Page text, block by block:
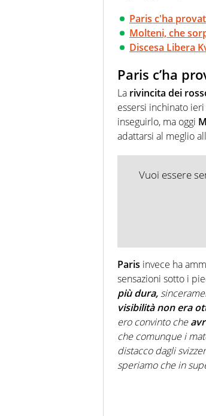
Paris c'ha
Molteni, che
Discesa Libera
Paris c’ha
La rivincita dei
essersi inchinato
inseguirlo, ma oggi
adattarsi al meglio
Vuoi essere
Paris invece ha
sensazioni sotto i
più dura,
visibilità non era
ero convinto che
che comunque i
distacco dagli
speriamo che in